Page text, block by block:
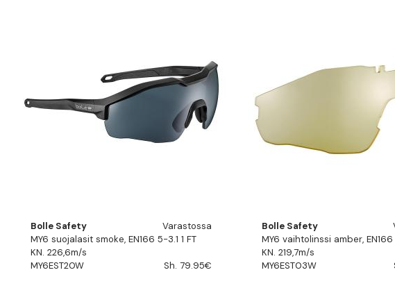
Bolle Safety
Varastossa
MY6 suojalasit smoke, EN166 5-3.1 1 FT
KN. 226,6m/s
MY6EST20W
Sh. 79.95€
Bolle Safety
MY6 vaihtolinssi amber, EN166
KN. 219,7m/s
MY6EST03W